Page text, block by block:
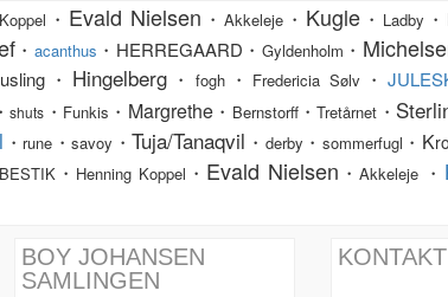
・ Evald Nielsen ・Akkeleje ・ Kugle・ Ladby ・
・ acanthus ・HERREGAARD・ Gyldenholm ・
・ Hingelberg ・ fogh・ Fredericia Sølv ・
・shuts ・ Funkis ・ Margrethe・ Bernstorff・Tretårnet ・
・ rune ・savoy ・Tuja/Tanaqvil ・ derby ・ sommerfugl ・ K
BESTIK・ Henning Koppel ・ Evald Nielsen ・Akkeleje ・
BOY JOHANSEN
SAMLINGEN
KONTAKT